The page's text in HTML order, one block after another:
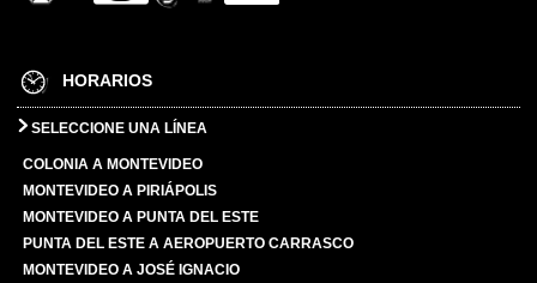
HORARIOS
SELECCIONE UNA LÍNEA
COLONIA A MONTEVIDEO
MONTEVIDEO A PIRIÁPOLIS
MONTEVIDEO A PUNTA DEL ESTE
PUNTA DEL ESTE A AEROPUERTO CARRASCO
MONTEVIDEO A JOSÉ IGNACIO